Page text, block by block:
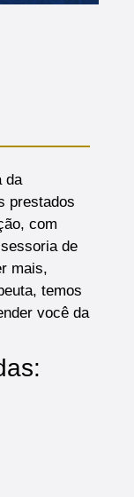
da
prestados
com
de
mais,
temos
você da